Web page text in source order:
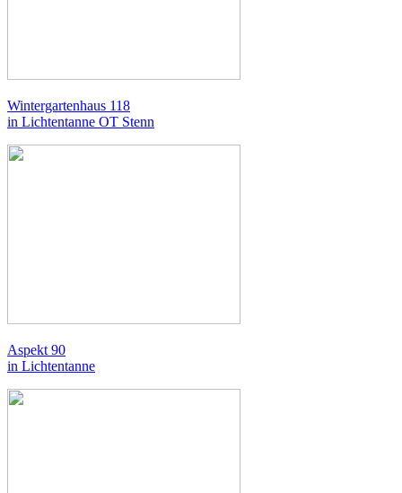
Wintergartenhaus 118
in Lichtentanne OT Stenn
Aspekt 90
in Lichtentanne